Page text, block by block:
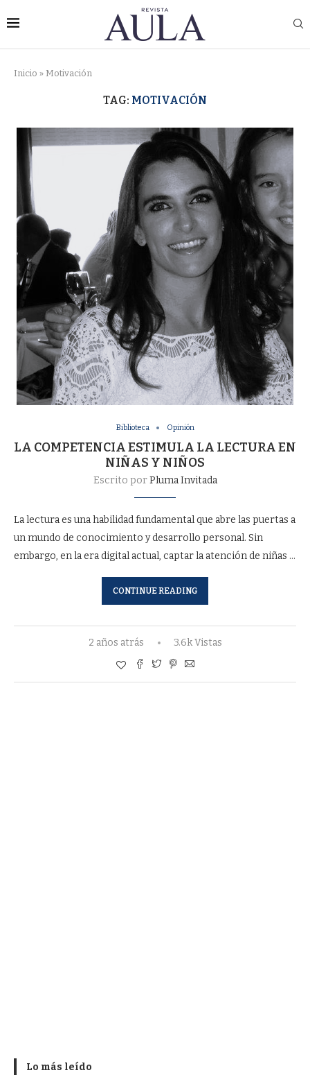
Inicio » Motivación
TAG: MOTIVACIÓN
Biblioteca Opinión
LA COMPETENCIA ESTIMULA LA LECTURA EN
NIÑAS Y NIÑOS
Escrito porPluma Invitada
La lectura es una habilidad fundamental que abre las puertas a
un mundo de conocimiento y desarrollo personal. Sin
embargo, en la era digital actual, captar la atención de niñas …
CONTINUE READING
2 años atrás 3.6k Vistas
Lo más leído